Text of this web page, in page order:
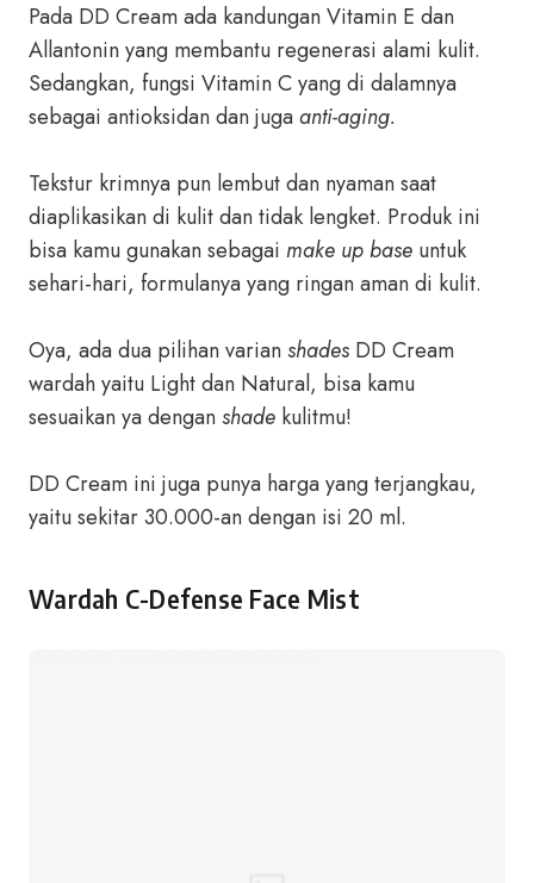
Pada DD Cream ada kandungan Vitamin E dan
Allantonin yang membantu regenerasi alami kulit.
Sedangkan, fungsi Vitamin C yang di dalamnya
sebagai antioksidan dan jugaanti-aging.
Tekstur krimnya pun lembut dan nyaman saat
diaplikasikan di kulit dan tidak lengket. Produk ini
bisa kamu gunakan sebagai make up base untuk
sehari-hari, formulanya yang ringan aman di kulit.
Oya, ada dua pilihan varianshades DD Cream
wardah yaitu Light dan Natural, bisa kamu
sesuaikan ya denganshade kulitmu!
DD Cream ini juga punya harga yang terjangkau,
yaitu sekitar 30.000-an dengan isi 20 ml.
Wardah C-Defense Face Mist